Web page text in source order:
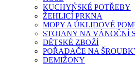
KUCHYŃSKÉ POTŘEBY
ŽEHLICÍ PRKNA
MOPY A ÚKLIDOVÉ
STOJANY NA VÁNOČNÍ
DĚTSKÉ ZBOŽÍ
POŘADAČE NA
DEMIŽONY